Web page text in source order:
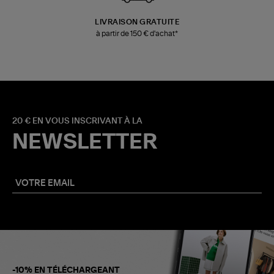
LIVRAISON GRATUITE
à partir de 150 € d'achat*
20 € EN VOUS INSCRIVANT À LA
NEWSLETTER
-10% EN TÉLÉCHARGEANT